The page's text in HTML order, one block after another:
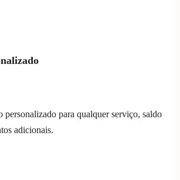
personalizado para qualquer serviço, saldo
adicionais.